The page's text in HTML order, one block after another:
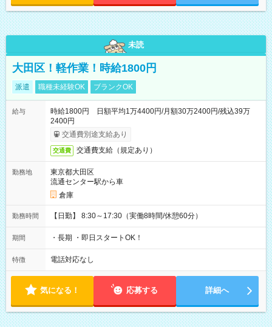
未読
大田区！軽作業！時給1800円
派遣 職種未経験OK ブランクOK
給与
時給1800円 日額平均1万4400円/月額30万2400円/残込39万
2400円
交通費別途支給あり
交通費 交通費支給（規定あり）
勤務地
東京都大田区
流通センター駅から車
倉庫
勤務時間 【日勤】 8:30～17:30（実働8時間/休憩60分）
期間 ・長期 ・即日スタートOK！
特徴 電話対応なし
気になる！ 応募する 詳細へ